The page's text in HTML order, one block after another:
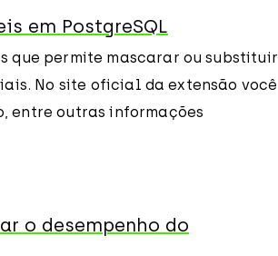
em PostgreSQL
que permite mascarar ou substituir
No site oficial da extensão você
entre outras informações
o desempenho do